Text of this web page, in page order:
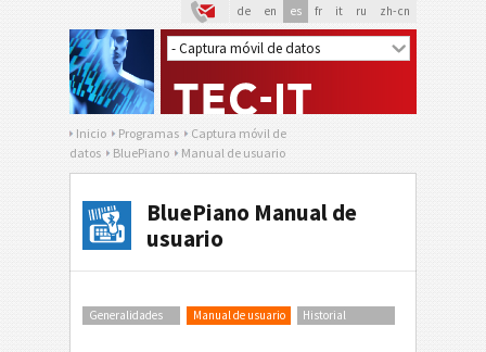
de en es fr it ru zh-cn
Inicio Programas
Captura móvil de
datos
BluePiano Manual de usuario
BluePiano Manual de
usuario
Generalidades Manual de usuario Historial